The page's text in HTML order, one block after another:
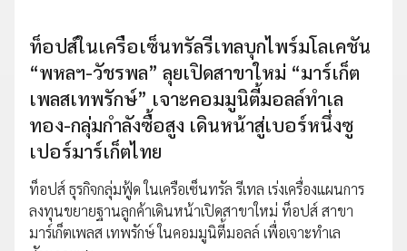
ท็อปส์ในเครือเซ็นทรัลรีเทลบุกไพร์มโลเคชัน
“พหลฯ-วัชรพล” ลุยเปิดสาขาใหม่ “มาร์เก็ต
เพลสเทพรักษ์” เจาะคอมมูนิตี้มอลล์ทำเล
ทอง-กลุ่มกำลังซื้อสูง เดินหน้าสู่เบอร์หนึ่งซู
เปอร์มาร์เก็ตไทย
ท็อปส์ ธุรกิจกลุ่มฟู้ด ในเครือเซ็นทรัล รีเทล เร่งเครื่องแผนการ
ลงทุนขยายฐานลูกค้าเดินหน้าเปิดสาขาใหม่ ท็อปส์ สาขา
มาร์เก็ตเพลส เทพรักษ์ ในคอมมูนิตี้มอลล์ เพื่อเจาะทำเล